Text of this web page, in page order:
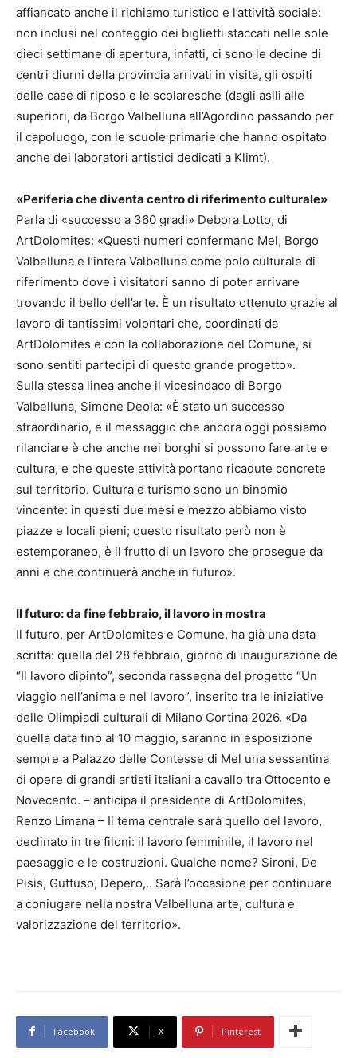
affiancato anche il richiamo turistico e l’attività sociale:
non inclusi nel conteggio dei biglietti staccati nelle sole
dieci settimane di apertura, infatti, ci sono le decine di
centri diurni della provincia arrivati in visita, gli ospiti
delle case di riposo e le scolaresche (dagli asili alle
superiori, da Borgo Valbelluna all’Agordino passando per
il capoluogo, con le scuole primarie che hanno ospitato
anche dei laboratori artistici dedicati a Klimt).
«Periferia che diventa centro di riferimento culturale»
Parla di «successo a 360 gradi» Debora Lotto, di
ArtDolomites: «Questi numeri confermano Mel, Borgo
Valbelluna e l’intera Valbelluna come polo culturale di
riferimento dove i visitatori sanno di poter arrivare
trovando il bello dell’arte. È un risultato ottenuto grazie al
lavoro di tantissimi volontari che, coordinati da
ArtDolomites e con la collaborazione del Comune, si
sono sentiti partecipi di questo grande progetto».
Sulla stessa linea anche il vicesindaco di Borgo
Valbelluna, Simone Deola: «È stato un successo
straordinario, e il messaggio che ancora oggi possiamo
rilanciare è che anche nei borghi si possono fare arte e
cultura, e che queste attività portano ricadute concrete
sul territorio. Cultura e turismo sono un binomio
vincente: in questi due mesi e mezzo abbiamo visto
piazze e locali pieni; questo risultato però non è
estemporaneo, è il frutto di un lavoro che prosegue da
anni e che continuerà anche in futuro».
Il futuro: da fine febbraio, il lavoro in mostra
Il futuro, per ArtDolomites e Comune, ha già una data
scritta: quella del 28 febbraio, giorno di inaugurazione de
“Il lavoro dipinto”, seconda rassegna del progetto “Un
viaggio nell’anima e nel lavoro”, inserito tra le iniziative
delle Olimpiadi culturali di Milano Cortina 2026. «Da
quella data fino al 10 maggio, saranno in esposizione
sempre a Palazzo delle Contesse di Mel una sessantina
di opere di grandi artisti italiani a cavallo tra Ottocento e
Novecento. – anticipa il presidente di ArtDolomites,
Renzo Limana – Il tema centrale sarà quello del lavoro,
declinato in tre filoni: il lavoro femminile, il lavoro nel
paesaggio e le costruzioni. Qualche nome? Sironi, De
Pisis, Guttuso, Depero,.. Sarà l’occasione per continuare
a coniugare nella nostra Valbelluna arte, cultura e
valorizzazione del territorio».
Facebook X Pinterest